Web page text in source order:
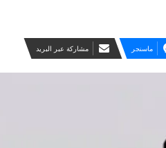
ماسنجر مشاركة عبر البريد